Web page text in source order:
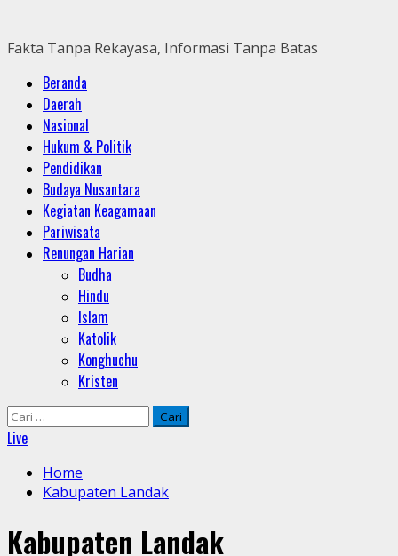
Fakta Tanpa Rekayasa, Informasi Tanpa Batas
Primary
Menu
Beranda
Daerah
Nasional
Hukum & Politik
Pendidikan
Budaya Nusantara
Kegiatan Keagamaan
Pariwisata
Renungan Harian
Budha
Hindu
Islam
Katolik
Konghuchu
Kristen
Cari
untuk:
Live
Home
Kabupaten Landak
Kabupaten Landak